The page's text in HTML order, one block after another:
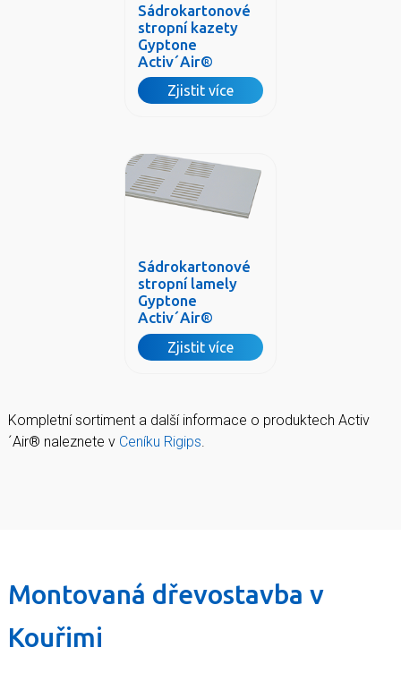
Sádrokartonové
stropní kazety
Gyptone
Activ´Air®
Zjistit více
Sádrokartonové
stropní lamely
Gyptone
Activ´Air®
Zjistit více
Kompletní sortiment a další informace o produktech Activ
´Air® naleznete v Ceníku Rigips
Montovaná dřevostavba v
Kouřimi